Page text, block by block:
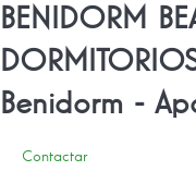
BENIDORM
Benidorm -
Contactar